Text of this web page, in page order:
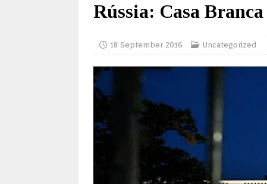
Rússia: Casa
18 September 2016 Uncategorized